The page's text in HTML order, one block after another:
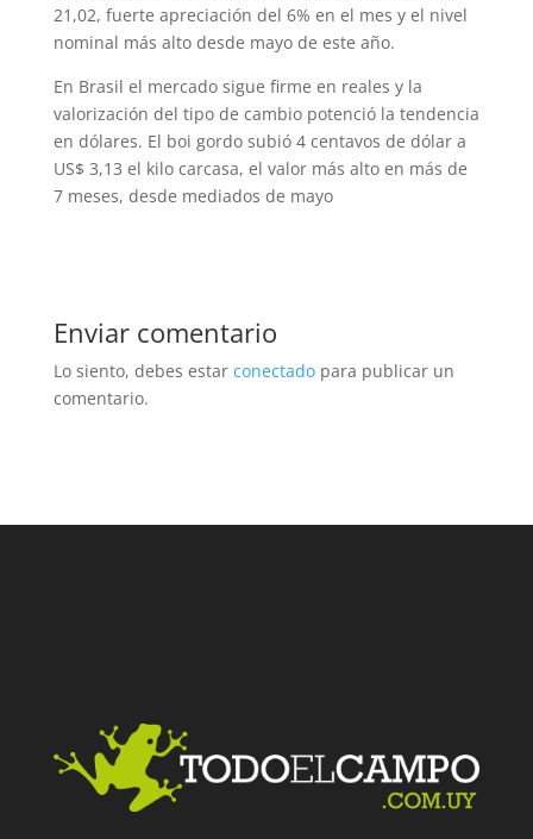
21,02, fuerte apreciación del 6% en el mes y el nivel
nominal más alto desde mayo de este año.
En Brasil el mercado sigue firme en reales y la
valorización del tipo de cambio potenció la tendencia
en dólares. El boi gordo subió 4 centavos de dólar a
US$ 3,13 el kilo carcasa, el valor más alto en más de
7 meses, desde mediados de mayo
Enviar comentario
Lo siento, debes estar conectadopara publicar un
comentario.
Facebook